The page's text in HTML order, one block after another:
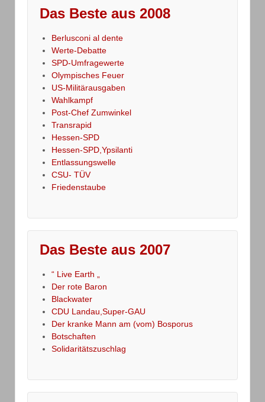
Das Beste aus 2008
Berlusconi al dente
Werte-Debatte
SPD-Umfragewerte
Olympisches Feuer
US-Militärausgaben
Wahlkampf
Post-Chef Zumwinkel
Transrapid
Hessen-SPD
Hessen-SPD,Ypsilanti
Entlassungswelle
CSU- TÜV
Friedenstaube
Das Beste aus 2007
“ Live Earth „
Der rote Baron
Blackwater
CDU Landau,Super-GAU
Der kranke Mann am (vom) Bosporus
Botschaften
Solidaritätszuschlag